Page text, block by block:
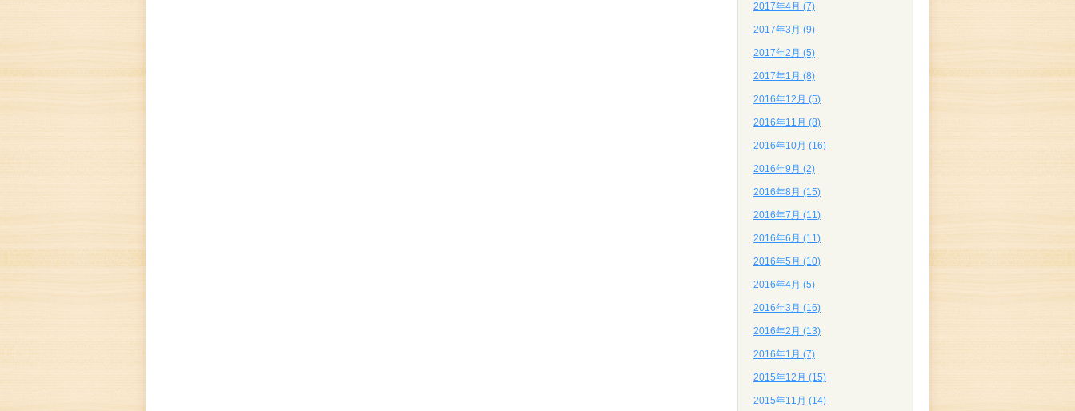
2017年4月 (7)
2017年3月 (9)
2017年2月 (5)
2017年1月 (8)
2016年12月 (5)
2016年11月 (8)
2016年10月 (16)
2016年9月 (2)
2016年8月 (15)
2016年7月 (11)
2016年6月 (11)
2016年5月 (10)
2016年4月 (5)
2016年3月 (16)
2016年2月 (13)
2016年1月 (7)
2015年12月 (15)
2015年11月 (14)